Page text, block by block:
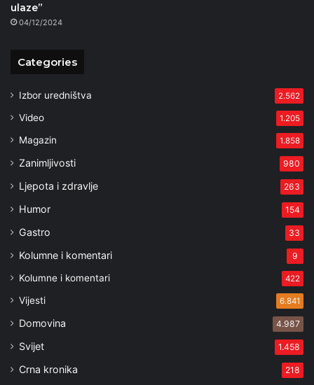
ulaze”
04/12/2024
Categories
Izbor uredništva 2.562
Video 1.205
Magazin 1.858
Zanimljivosti 980
Ljepota i zdravlje 263
Humor 154
Gastro 33
Kolumne i komentari 9
Kolumne i komentari 422
Vijesti 6.841
Domovina 4.987
Svijet 1.458
Crna kronika 218